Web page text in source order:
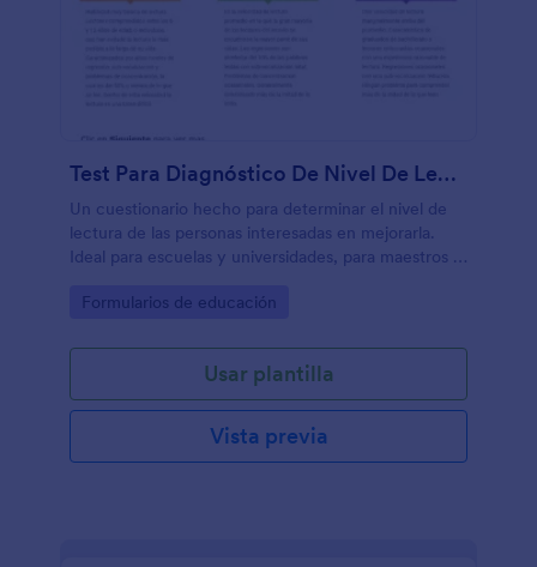
Test Para Diagnóstico De Nivel De Lectura En PC
Un cuestionario hecho para determinar el nivel de
lectura de las personas interesadas en mejorarla.
Ideal para escuelas y universidades, para maestros o
lectura.
Go to Category:
Formularios de educación
Usar plantilla
Vista previa